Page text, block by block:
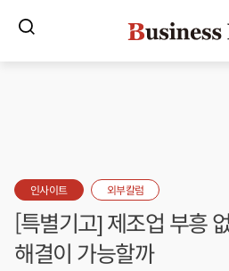
인사이트 외부칼럼
[특별기고] 제조업 부흥
해결이 가능할까